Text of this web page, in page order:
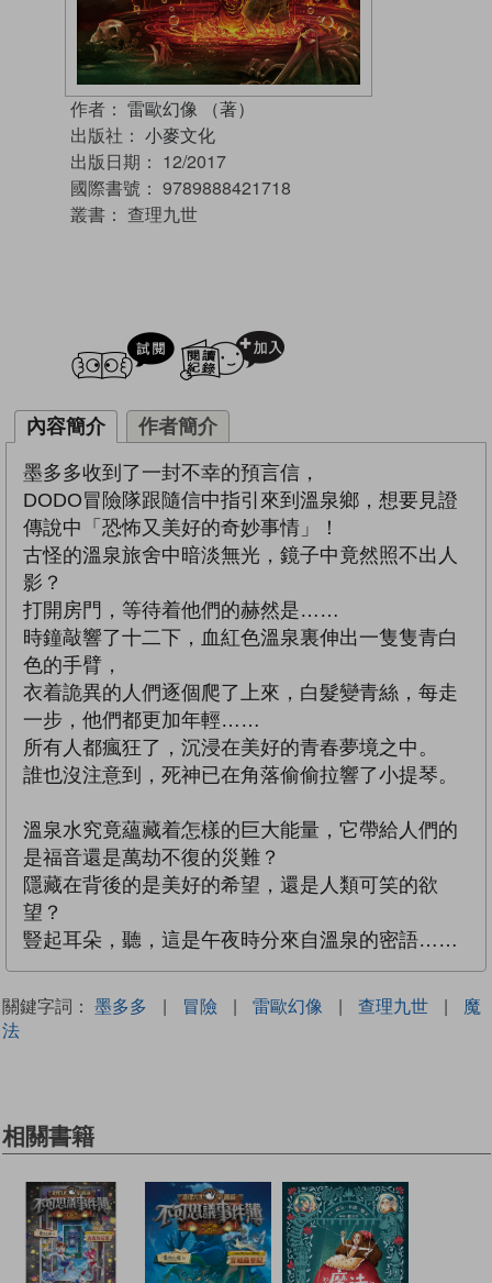
作者： 雷歐幻像 （著）
出版社： 小麥文化
出版日期： 12/2017
國際書號： 9789888421718
叢書： 查理九世
試閲
內容簡介 作者簡介
墨多多收到了一封不幸的預言信，
DODO冒險隊跟隨信中指引來到溫泉鄉，想要見證
傳說中「恐怖又美好的奇妙事情」！
古怪的溫泉旅舍中暗淡無光，鏡子中竟然照不出人
影？
打開房門，等待着他們的赫然是……
時鐘敲響了十二下，血紅色溫泉裏伸出一隻隻青白
色的手臂，
衣着詭異的人們逐個爬了上來，白髮變青絲，每走
一步，他們都更加年輕……
所有人都瘋狂了，沉浸在美好的青春夢境之中。
誰也沒注意到，死神已在角落偷偷拉響了小提琴。
溫泉水究竟蘊藏着怎樣的巨大能量，它帶給人們的
是福音還是萬劫不復的災難？
隱藏在背後的是美好的希望，還是人類可笑的欲
望？
豎起耳朵，聽，這是午夜時分來自溫泉的密語……
關鍵字詞： 墨多多 | 冒險 | 雷歐幻像 | 查理九世 |
魔
法
相關書籍